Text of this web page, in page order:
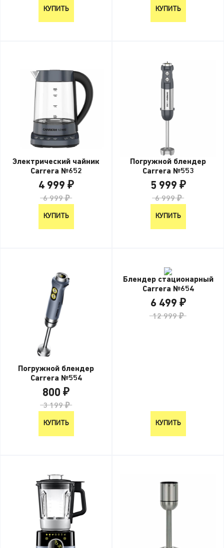
КУПИТЬ КУПИТЬ
Электрический чайник
Carrera №652
4 999 ₽
6 999 ₽
КУПИТЬ
Погружной блендер
Carrera №553
5 999 ₽
6 999 ₽
КУПИТЬ
Погружной блендер
Carrera №554
800 ₽
3 199 ₽
КУПИТЬ
Блендер стационарный
Carrera №654
6 499 ₽
12 999 ₽
КУПИТЬ